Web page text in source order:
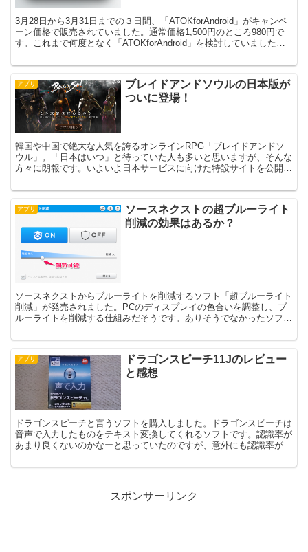
3月28日から3月31日までの３日間、「ATOKforAndroid」がキャンペ
ーン価格で販売されていました。通常価格1,500円のところ980円で
す。これまで何度となく「ATOKforAndroid」を検討していました
アプリ
ブレイドアンドソウルの日本版が
ついに登場！
韓国や中国で絶大な人気を誇るオンラインRPG「ブレイドアンドソ
ウル」。「日本はいつ」と待っていた人も多いと思いますが、そんな
方々に朗報です。いよいよ日本サービスに向けた特設サイトを公開さ
アプリ
ソースネクストの超ブルーライト
削減の効果はあるか？
ソースネクストからブルーライトを削減するソフト「超ブルーライト
削減」が発売されました。PCのディスプレイの色合いを調整し、ブ
ルーライトを削減する仕組みだそうです。ありそうでなかったソフト
アプリ
ドラゴンスピーチ11Jのレビュー
と感想
ドラゴンスピーチと言うソフトを購入しました。ドラゴンスピーチは
音声で入力したものをテキスト変換してくれるソフトです。認識率が
あまり良くないのかなーと思っていたのですが、意外にも認識率が高
スポンサーリンク